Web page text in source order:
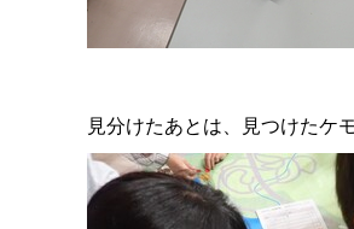
見分けたあとは、見つけたケ